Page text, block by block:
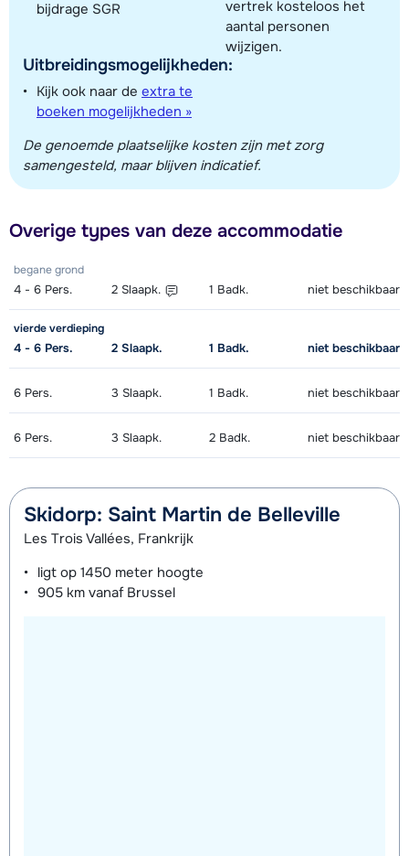
bijdrage SGR
Uitbreidingsmogelijkheden:
Kijk ook naar de extra te
boeken mogelijkheden »
vertrek kosteloos het
aantal personen
wijzigen.
De genoemde plaatselijke kosten zijn met zorg
samengesteld, maar blijven indicatief.
Overige types van deze accommodatie
begane grond
4 - 6 Pers. 2 Slaapk. 1 Badk. niet beschikbaar
vierde verdieping
4 - 6 Pers. 2 Slaapk. 1 Badk. niet beschikbaar
6 Pers. 3 Slaapk. 1 Badk. niet beschikbaar
6 Pers. 3 Slaapk. 2 Badk. niet beschikbaar
Skidorp: Saint Martin de Belleville
Les Trois Vallées, Frankrijk
ligt op 1450 meter hoogte
905 km vanaf Brussel